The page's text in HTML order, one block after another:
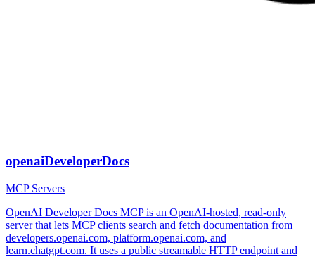
openaiDeveloperDocs
MCP Servers
OpenAI Developer Docs MCP is an OpenAI-hosted, read-only
server that lets MCP clients search and fetch documentation from
developers.openai.com, platform.openai.com, and
learn.chatgpt.com. It uses a public streamable HTTP endpoint and